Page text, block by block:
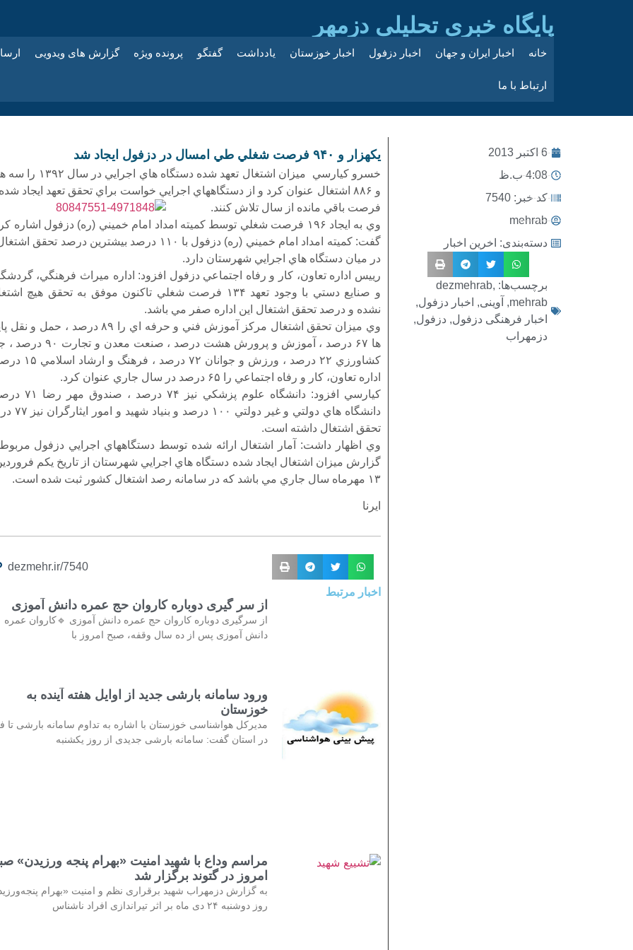
پایگاه خبری تحلیلی دزمهر
خانه اخبار ایران و جهان اخبار دزفول اخبار خوزستان یادداشت گفتگو پرونده ویژه گزارش های ویدویی
ارتباط با ما
6 اکتبر 2013
4:08 ب.ظ
کد خبر: 7540
mehrab
دسته‌بندی: اخرین اخبار
برچسب‌ها: dezmehrab,
mehrab
, آوینی, اخبار دزفول,
اخبار فرهنگی دزفول, دزفول,
دزمهراب
يكهزار و ۹۴۰ فرصت شغلي طي امسال در دزفول ايجاد شد
خسرو كيارسي ميزان اشتغال تعهد شده دستگاه هاي اجرايي
و ۸۸۶ اشتغال عنوان كرد و از دستگاههاي اجرايي خواست براي تحقق تعهد ايجاد
فرصت باقي مانده از سالتلاش كنند.
وي به ايجاد ۱۹۶ فرصت شغلي توسط كميته امداد امام خميني (ره) دزفول اشاره
گفت: كميته امداد امام خميني (ره) دزفول با ۱۱۰ درصد بيشترين درصد تحقق
در ميان دستگاه هاي اجرايي شهرستان دارد.
رييس اداره تعاون، كار و رفاه اجتماعي دزفول افزود: اداره ميراث فرهنگي،
و صنايع دستي با وجود تعهد ۱۳۴ فرصت شغلي تاكنون موفق به تحقق هيچ
نشده و درصد تحقق اشتغال اين اداره صفر مي باشد.
وي ميزان تحقق اشتغال مركز آموزش فني و حرفه اي را ۸۹ درصد ، حمل و
ها ۶۷ درصد ، آموزش و پرورش هشت درصد ، صنعت معدن و
كشاورزي ۲۲ درصد ، ورزش و جوانان ۷۲
اداره تعاون، كار و رفاه اجتماعي را ۶۵ درصد در سال جاري عنوان كرد.
كيارسي افزود: دانشگاه علوم پزشكي
دانشگاه هاي دولتي و غير
تحقق اشتغال داشته است.
وي اظهار داشت: آمار اشتغال ارائه شده توسط دستگاههاي اجرايي دزفول
گزارش ميزان اشتغال ايجاد شده دستگاه هاي اجرايي شهرستان از تاريخ يكم
۱۳ مهرماه سال جاري مي باشد كه در سامانه رصد اشتغال كشور ثبت شده است.
ایرنا
dezmehr.ir/7540
اخبار مرتبط
از سر گیری دوباره کاروان حج عمره دانش آموزی
از سرگیری دوباره کاروان حج عمره دانش آموزی 🔹کاروان عمره
دانش آموزی پس از ده سال وقفه، صبح امروز با
ورود سامانه بارشی جدید از اوایل هفته آینده به
خوزستان
مدیرکل هواشناسی خوزستان با اشاره به تداوم سامانه بارشی تا
در استان گفت: سامانه بارشی جدیدی از روز یکشنبه
مراسم وداع با شهید امنیت «بهرام پنجه ورزیدن»
امروز در گتوند برگزار شد
به گزارش دزمهراب شهید برقراری نظم و امنیت «بهرام
روز دوشنبه ۲۴ دی ماه بر اثر تیراندازی افراد ناشناس